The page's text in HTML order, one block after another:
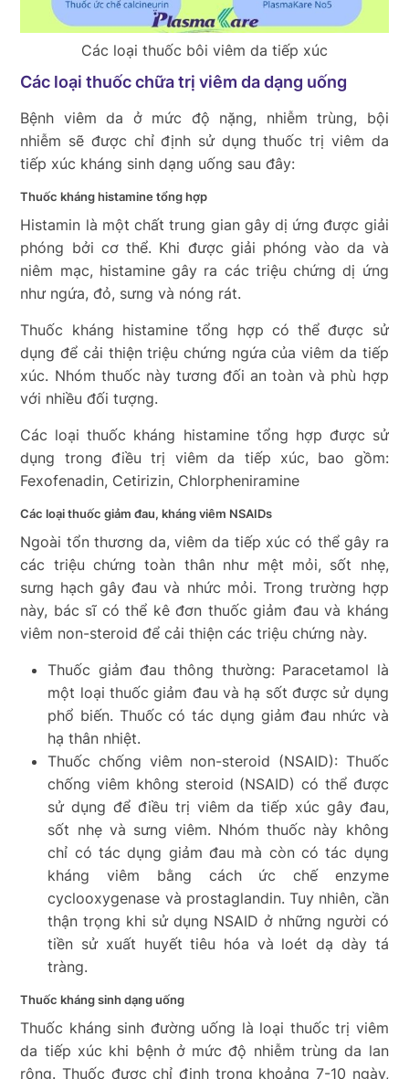
Các loại thuốc bôi viêm da tiếp xúc
Các loại thuốc chữa trị viêm da dạng uống
Bệnh viêm da ở mức độ nặng, nhiễm trùng, bội
nhiễm sẽ được chỉ định sử dụng thuốc trị viêm da
tiếp xúc kháng sinh dạng uống sau đây:
Thuốc kháng histamine tổng hợp
Histamin là một chất trung gian gây dị ứng được giải
phóng bởi cơ thể. Khi được giải phóng vào da và
niêm mạc, histamine gây ra các triệu chứng dị ứng
như ngứa, đỏ, sưng và nóng rát.
Thuốc kháng histamine tổng hợp có thể được sử
dụng để cải thiện triệu chứng ngứa của viêm da tiếp
xúc. Nhóm thuốc này tương đối an toàn và phù hợp
với nhiều đối tượng.
Các loại thuốc kháng histamine tổng hợp được sử
dụng trong điều trị viêm da tiếp xúc, bao gồm:
Fexofenadin, Cetirizin, Chlorpheniramine
Các loại thuốc giảm đau, kháng viêm NSAIDs
Ngoài tổn thương da, viêm da tiếp xúc có thể gây ra
các triệu chứng toàn thân như mệt mỏi, sốt nhẹ,
sưng hạch gây đau và nhức mỏi. Trong trường hợp
này, bác sĩ có thể kê đơn thuốc giảm đau và kháng
viêm non-steroid để cải thiện các triệu chứng này.
Thuốc giảm đau thông thường: Paracetamol là
một loại thuốc giảm đau và hạ sốt được sử dụng
phổ biến. Thuốc có tác dụng giảm đau nhức và
hạ thân nhiệt.
Thuốc chống viêm non-steroid (NSAID): Thuốc
chống viêm không steroid (NSAID) có thể được
sử dụng để điều trị viêm da tiếp xúc gây đau,
sốt nhẹ và sưng viêm. Nhóm thuốc này không
chỉ có tác dụng giảm đau mà còn có tác dụng
kháng viêm bằng cách ức chế enzyme
cyclooxygenase và prostaglandin. Tuy nhiên, cần
thận trọng khi sử dụng NSAID ở những người có
tiền sử xuất huyết tiêu hóa và loét dạ dày tá
tràng.
Thuốc kháng sinh dạng uống
Thuốc kháng sinh đường uống là loại thuốc trị viêm
da tiếp xúc khi bệnh ở mức độ nhiễm trùng da lan
rộng. Thuốc được chỉ định trong khoảng 7-10 ngày,